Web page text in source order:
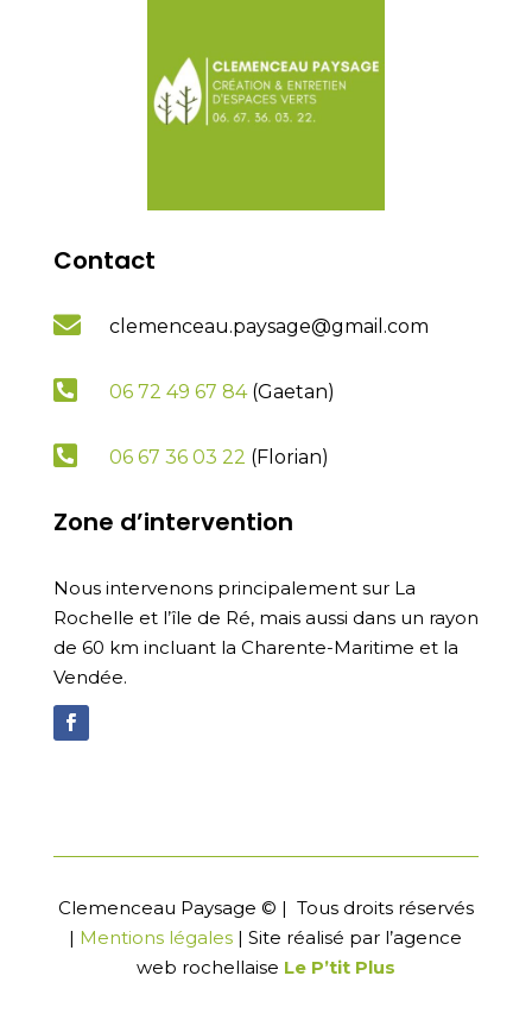
Contact
 clemenceau.paysage@gmail.com
 06 72 49 67 84(Gaetan)
 06 67 36 03 22 (Florian)
Zone d’intervention
Nous intervenons principalement sur La
Rochelle et l’île de Ré, mais aussi dans un rayon
de 60 km incluant la Charente-Maritime et la
Vendée.
Clemenceau Paysage © | Tous droits réservés
| Mentions légales | Site réalisé par l’agence
web rochellaise Le P’tit Plus